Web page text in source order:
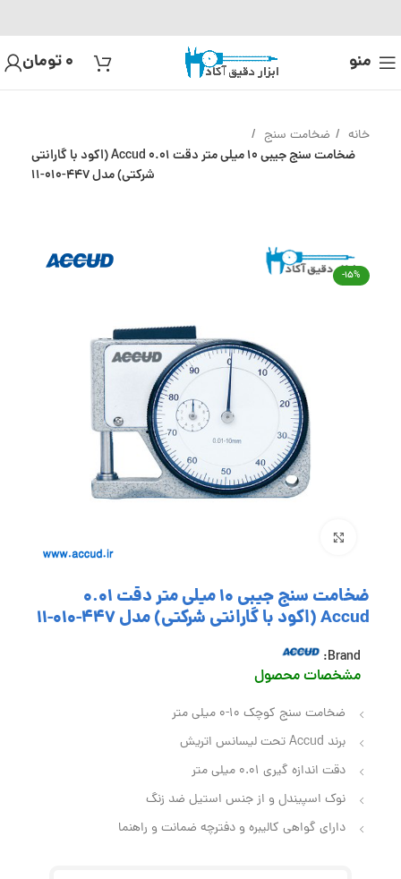
منو 0تومان
خانه ضخامت سنج
ضخامت سنج جیبی 10 میلی متر دقت 0.01 Accud (اکود با گارانتی
شرکتی) مدل 447-010-11
-15%
ضخامت سنج جیبی 10 میلی متر دقت 0.01
Accud (اکود با گارانتی شرکتی) مدل 447-010-11
Brand:
مشخصات محصول
ضخامت سنج کوچک 10-0 میلی متر
برند Accud تحت لیسانس اتریش
دقت اندازه گیری 0.01 میلی متر
نوک اسپیندل و از جنس استیل ضد زنگ
دارای گواهی کالیبره و دفترچه ضمانت و راهنما